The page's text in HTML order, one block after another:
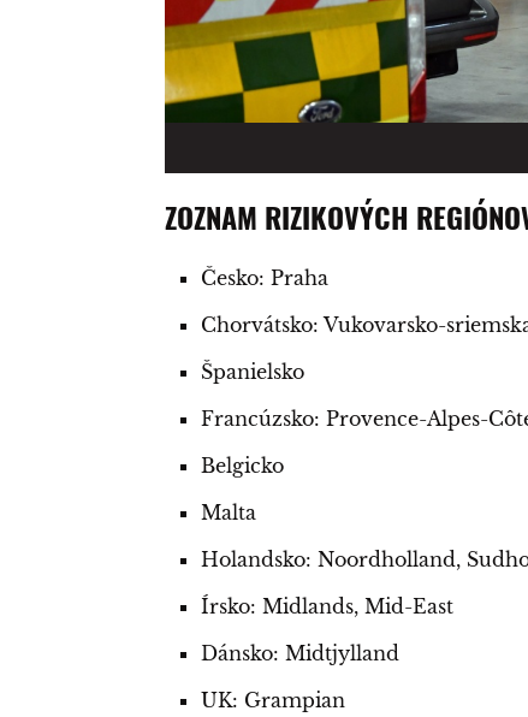
ZOZNAM RIZIKOVÝCH
Česko: Praha
Chorvátsko: Vukovarsko-
Španielsko
Francúzsko: Provence-Alpes-
Belgicko
Malta
Holandsko: Noordholland,
Írsko: Midlands, Mid-East
Dánsko: Midtjylland
UK: Grampian